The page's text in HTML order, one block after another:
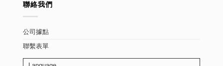
聯絡我們
公司據點
聯繫表單